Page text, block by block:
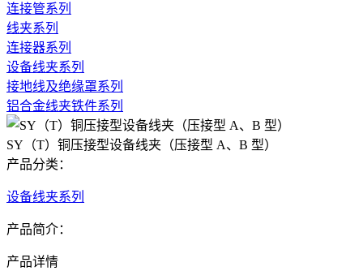
连接管系列
线夹系列
连接器系列
设备线夹系列
接地线及绝缘罩系列
铝合金线夹铁件系列
SY（T）铜压接型设备线夹（压接型 A、B 型）
产品分类：
设备线夹系列
产品简介：
产品详情